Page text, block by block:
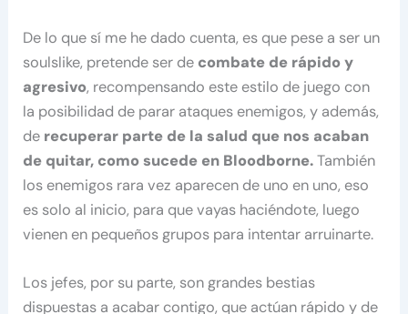
De lo que sí me he dado cuenta, es que pese a ser un
soulslike, pretende ser de combate de rápido y
agresivo, recompensando este estilo de juego con
la posibilidad de parar ataques enemigos, y además,
de recuperar parte de la salud que nos acaban
de quitar, como sucede en Bloodborne.También
los enemigos rara vez aparecen de uno en uno, eso
es solo al inicio, para que vayas haciéndote, luego
vienen en pequeños grupos para intentar arruinarte.
Los jefes, por su parte, son grandes bestias
dispuestas a acabar contigo, que actúan rápido y de